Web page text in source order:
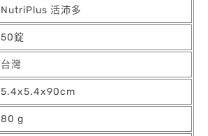
NutriPlus 活沛多
50錠
台灣
5.4x5.4x90cm
80 g